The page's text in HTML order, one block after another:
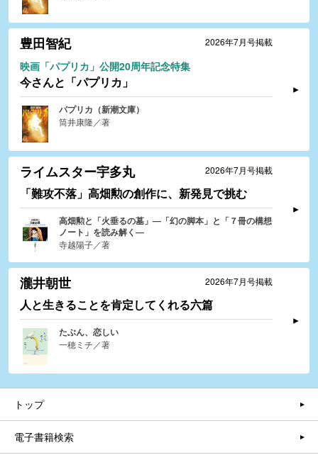
2026年7月号掲載
豊田智紀
映画「パプリカ」公開20周年記念特集
今さんと「パプリカ」
パプリカ（新潮文庫）
筒井康隆／著
2026年7月号掲載
ライムスター宇多丸
「難攻不落」高畑勲の創作に、新発見で挑む
高畑勲と「火垂るの墓」―「幻の脚本」と「７冊の構想
ノート」を読み解く―
寺越陽子／著
2026年7月号掲載
瀧井朝世
人と生きることを肯定してくれる六篇
たぶん、恋しい
一穂ミチ／著
トップ
電子書籍検索